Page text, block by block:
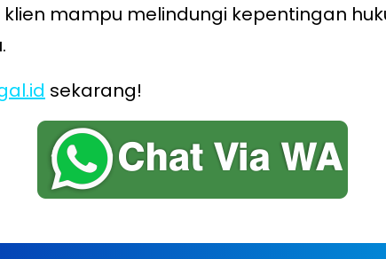
mampu melindungi kepentingan
sekarang!